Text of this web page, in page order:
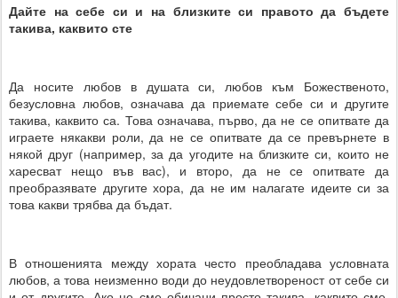
Дайте на себе си и на близките си правото да бъдете
такива, каквито сте
Да носите любов в душата си, любов към Божественото,
безусловна любов, означава да приемате себе си и другите
такива, каквито са. Това означава, първо, да не се опитвате да
играете някакви роли, да не се опитвате да се превърнете в
някой друг (например, за да угодите на близките си, които не
харесват нещо във вас), и второ, да не се опитвате да
преобразявате другите хора, да не им налагате идеите си за
това какви трябва да бъдат.
В отношенията между хората често преобладава условната
любов, а това неизменно води до неудовлетвореност от себе си